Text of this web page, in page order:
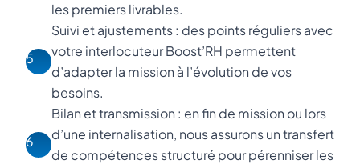
les premiers livrables.
5
Suivi et ajustements : des points réguliers avec
votre interlocuteur Boost’RH permettent
d’adapter la mission à l’évolution de vos
besoins.
6
Bilan et transmission : en fin de mission ou lors
d’une internalisation, nous assurons un transfert
de compétences structuré pour pérenniser les